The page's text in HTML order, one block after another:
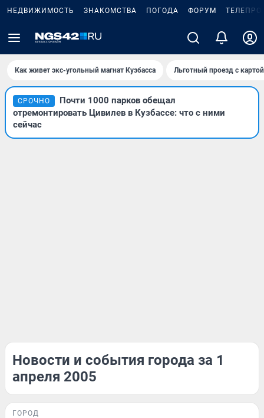
НЕДВИЖИМОСТЬ ЗНАКОМСТВА ПОГОДА ФОРУМ
Как живет экс-угольный магнат Кузбасса Льготный проезд с
СРОЧНО
Почти 1000 парков обещал
отремонтировать Цивилев в Кузбассе: что с ними
сейчас
Новости и события города за 1
апреля 2005
ГОРОД